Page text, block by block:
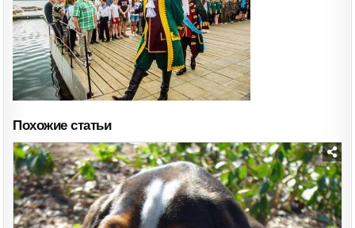
Похожие статьи
Posted
in